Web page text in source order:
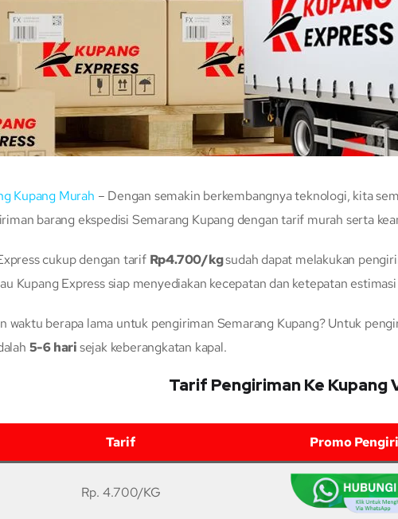
Kupang Murah – Dengan semakin berkembangnya teknologi, kita
barang ekspedisi Semarang Kupang dengan tarif murah serta
cukup dengan tarif Rp4.700/kgsudah dapat melakukan
Kupang Express siap menyediakan kecepatan dan ketepatan
waktu berapa lama untuk pengiriman Semarang Kupang? Untuk
5-6 harisejak keberangkatan kapal.
Tarif Pengiriman Ke Kupang
Tarif Promo
Rp. 4.700/KG